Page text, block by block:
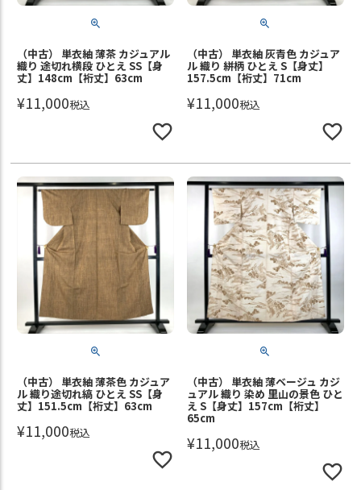
（中古） 単衣紬 薄茶 カジュアル
織り 途切れ横段 ひとえ SS【身
丈】148cm【裄丈】63cm
¥11,000税込
（中古） 単衣紬 灰青色 カジュア
ル 織り 絣柄 ひとえ S【身丈】
157.5cm【裄丈】71cm
¥11,000税込
（中古） 単衣紬 薄茶色 カジュア
ル 織り途切れ縞 ひとえ SS【身
丈】151.5cm【裄丈】63cm
¥11,000税込
（中古） 単衣紬 薄ベージュ カジ
ュアル 織り 染め 里山の景色 ひと
え S【身丈】157cm【裄丈】
65cm
¥11,000税込